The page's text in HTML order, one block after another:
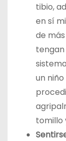
tibio,
en sí
de
un
tomillo